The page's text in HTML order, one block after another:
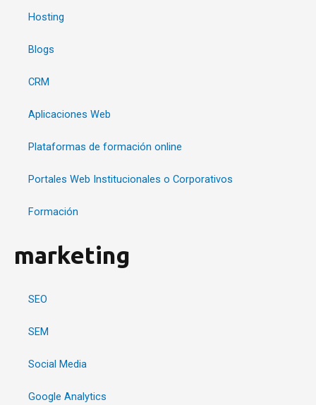
Hosting
Blogs
CRM
Aplicaciones Web
Plataformas de formación online
Portales Web Institucionales o Corporativos
Formación
marketing
SEO
SEM
Social Media
Google Analytics